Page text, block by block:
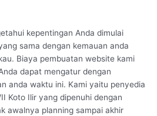
kepentingan Anda dimulai
sama dengan kemauan anda
Biaya pembuatan website kami
dapat mengatur dengan
anda waktu ini. Kami yaitu penyedia
Koto Ilir yang dipenuhi dengan
awalnya planning sampai akhir